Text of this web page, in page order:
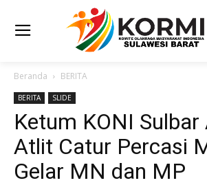
Beranda BERITA
BERITA SLIDE
Ketum KONI Sulbar
Atlit Catur Percasi
Gelar MN dan MP